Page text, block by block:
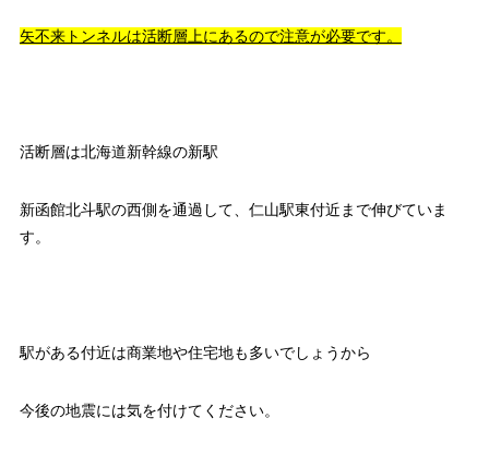
矢不来トンネルは活断層上にあるので注意が必要です。
活断層は北海道新幹線の新駅
新函館北斗駅の西側を通過して、仁山駅東付近まで伸びていま
す。
駅がある付近は商業地や住宅地も多いでしょうから
今後の地震には気を付けてください。